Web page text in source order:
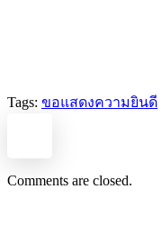
Tags: ขอแสดงความยินดี
Comments are closed.